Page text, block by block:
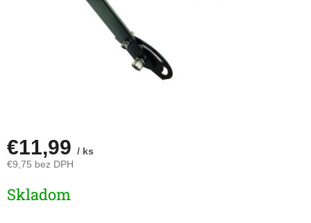
€11,99 / ks
€9,75 bez DPH
cena:
Skladom